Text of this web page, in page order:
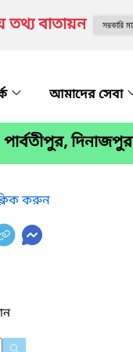
তথ্য বাতায়ন
আমাদের সেবা
দিনাজপুর
করুন